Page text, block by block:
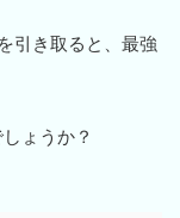
引き取ると、最強
ょうか？